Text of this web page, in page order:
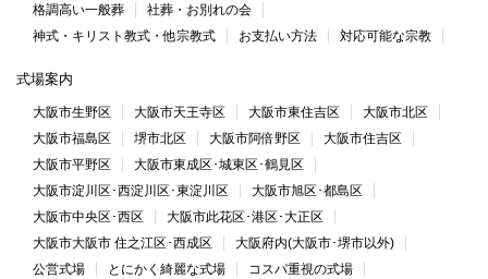
格調高い一般葬
社葬・お別れの会
神式・キリスト教式・他宗教式
お支払い方法 対応可能な宗教
式場案内
大阪市生野区 大阪市天王寺区 大阪市東住吉区
大阪市北区
大阪市福島区
堺市北区 大阪市阿倍野区
大阪市住吉区
大阪市平野区
大阪市東成区･城東区･鶴見区
大阪市淀川区･西淀川区･東淀川区
大阪市旭区･都島区
大阪市中央区･西区
大阪市此花区･港区･大正区
大阪市大阪市 住之江区･西成区
大阪府内(大阪市･堺市以外)
公営式場
とにかく綺麗な式場 コスパ重視の式場